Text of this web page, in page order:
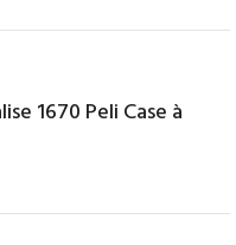
1670 Peli Case à